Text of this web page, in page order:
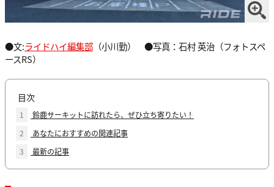
●文:ライドハイ編集部 （小川勤） ●写真：石村 英治（フォトスペ
ースRS）
目次
1
鈴鹿サーキットに訪れたら、ぜひ立ち寄りたい！
2
あなたにおすすめの関連記事
3
最新の記事